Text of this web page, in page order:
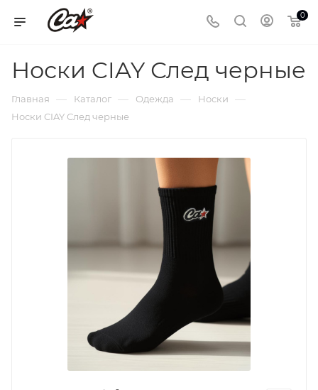
0
Носки CIAY След черные
Главная — Каталог — Одежда — Носки —
Носки CIAY След черные